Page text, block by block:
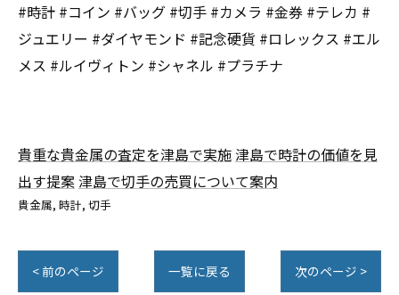
#時計 #コイン #バッグ #切手 #カメラ #金券 #テレカ #
ジュエリー #ダイヤモンド #記念硬貨 #ロレックス #エル
メス #ルイヴィトン #シャネル #プラチナ
貴重な貴金属の査定を津島で実施 津島で時計の価値を見
出す提案 津島で切手の売買について案内
貴金属 時計 切手
< 前のページ 一覧に戻る 次のページ >